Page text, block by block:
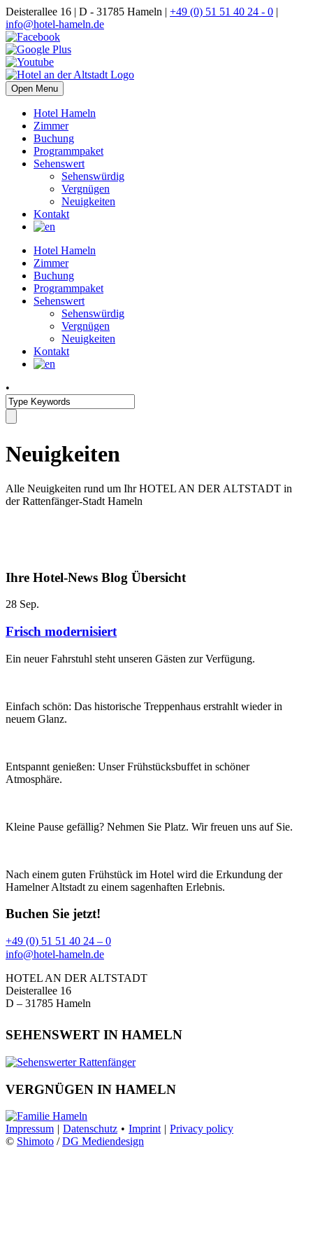
Deisterallee 16 | D - 31785 Hameln | +49 (0) 51 51 40 24 - 0 |
info@hotel-hameln.de
Open Menu
Hotel Hameln
Zimmer
Buchung
Programmpaket
Sehenswert
Sehenswürdig
Vergnügen
Neuigkeiten
Kontakt
Hotel Hameln
Zimmer
Buchung
Programmpaket
Sehenswert
Sehenswürdig
Vergnügen
Neuigkeiten
Kontakt
•
Neuigkeiten
Alle Neuigkeiten rund um Ihr HOTEL AN DER ALTSTADT in
der Rattenfänger-Stadt Hameln
Ihre Hotel-News Blog Übersicht
28 Sep.
Frisch modernisiert
Ein neuer Fahrstuhl steht unseren Gästen zur Verfügung.
Einfach schön: Das historische Treppenhaus erstrahlt wieder in
neuem Glanz.
Entspannt genießen: Unser Frühstücksbuffet in schöner
Atmosphäre.
Kleine Pause gefällig? Nehmen Sie Platz. Wir freuen uns auf Sie.
Nach einem guten Frühstück im Hotel wird die Erkundung der
Hamelner Altstadt zu einem sagenhaften Erlebnis.
Buchen Sie jetzt!
+49 (0) 51 51 40 24 – 0
info@hotel-hameln.de
HOTEL AN DER ALTSTADT
Deisterallee 16
D – 31785 Hameln
SEHENSWERT IN HAMELN
VERGNÜGEN IN HAMELN
Impressum | Datenschutz • Imprint | Privacy policy
© Shimoto /DG Mediendesign